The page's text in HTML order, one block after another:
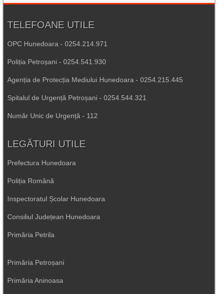
TELEFOANE UTILE
OPC Hunedoara - 0254.214.971
Poliția Petroșani - 0254.541.930
Agenția de Protecția Mediului Hunedoara - 0254.215.445
Spitalul de Urgență Petroșani - 0254.544.321
Număr Unic de Urgență - 112
LEGĂTURI UTILE
Prefectura Hunedoara
Poliția Română
Inspectoratul Școlar Hunedoara
Consiliul Județean Hunedoara
Primăria Petrila
Primăria Petroșani
Primăria Aninoasa